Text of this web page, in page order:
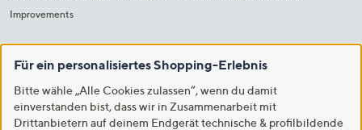
Improvements
Für ein personalisiertes Shopping-Erlebnis
Bitte wähle „Alle Cookies zulassen“, wenn du damit
einverstanden bist, dass wir in Zusammenarbeit mit
Drittanbietern auf deinem Endgerät technische & profilbildende